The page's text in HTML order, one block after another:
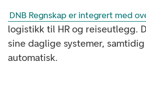
DNB Regnskap er integrert med
logistikk til HR og reiseutlegg.
sine daglige systemer,
automatisk.